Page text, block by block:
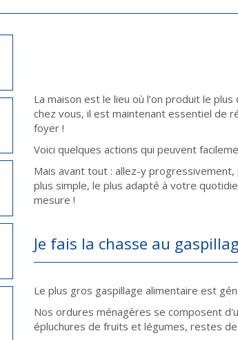
La maison est le lieu où l’on produit le
chez vous, il est maintenant essentiel de
foyer !
Voici quelques actions qui peuvent
Mais avant tout : allez-y
plus simple, le plus adapté à votre
mesure !
Je fais la chasse au
Le plus gros gaspillage alimentaire est
Nos ordures ménagères se composent
épluchures de fruits et légumes, restes